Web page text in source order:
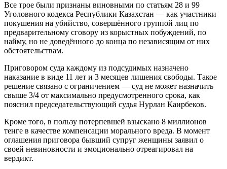
Все трое были признаны виновными по статьям 28 и 99
Уголовного кодекса Республики Казахстан — как участники
покушения на убийство, совершённого группой лиц по
предварительному сговору из корыстных побуждений, по
найму, но не доведённого до конца по независящим от них
обстоятельствам.
Приговором суда каждому из подсудимых назначено
наказание в виде 11 лет и 3 месяцев лишения свободы. Такое
решение связано с ограничением — суд не может назначить
свыше 3/4 от максимально предусмотренного срока, как
пояснил председательствующий судья Нурлан Каирбеков.
Кроме того, в пользу потерпевшей взыскано 8 миллионов
тенге в качестве компенсации морального вреда. В момент
оглашения приговора бывший супруг женщины заявил о
своей невиновности и эмоционально отреагировал на
вердикт.